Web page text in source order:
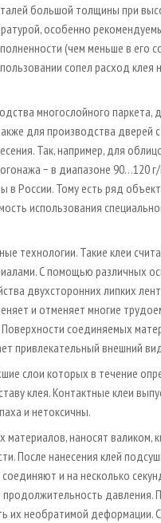
большой толщины при
особенно
(чем меньше в его
сопел расход
многослойного паркета,
для производства дверей
Так, например, для
− в диапазоне 90…120
России. Тому есть ряд
использования
технологии. Такие клеи
С помощью различных
двухсторонних липких
и отменяет многие
Поверхности соединяемых
привлекательный внешний
слои которых в течение
клея. Контактные клеи
и нетоксичны.
наносят валиком,
После нанесения клей
и на несколько
их необратимой деформации.